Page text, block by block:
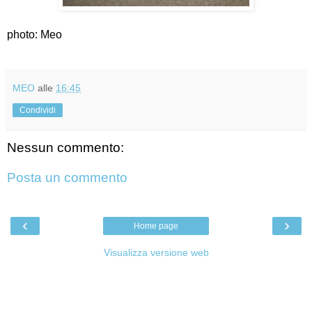
photo: Meo
MEO alle 16:45
Condividi
Nessun commento:
Posta un commento
‹ ›
Home page
Visualizza versione web